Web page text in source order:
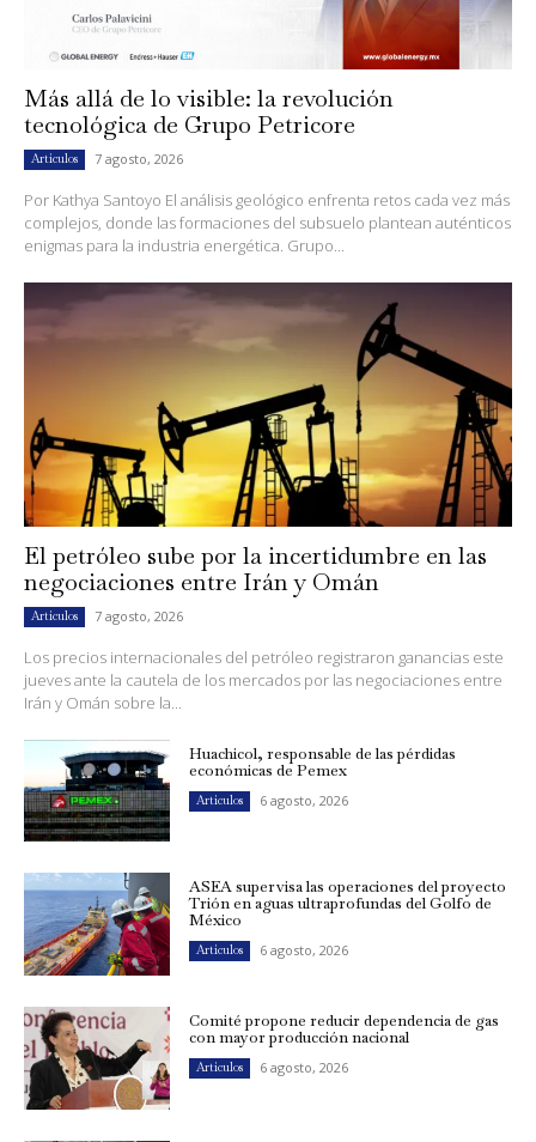
Más allá de lo visible: la revolución
tecnológica de Grupo Petricore
Artículos 7 agosto, 2026
Por Kathya Santoyo El análisis geológico enfrenta retos cada vez más
complejos, donde las formaciones del subsuelo plantean auténticos
enigmas para la industria energética. Grupo...
El petróleo sube por la incertidumbre en las
negociaciones entre Irán y Omán
Artículos 7 agosto, 2026
Los precios internacionales del petróleo registraron ganancias este
jueves ante la cautela de los mercados por las negociaciones entre
Irán y Omán sobre la...
Huachicol, responsable de las pérdidas
económicas de Pemex
Artículos 6 agosto, 2026
ASEA supervisa las operaciones del proyecto
Trión en aguas ultraprofundas del Golfo de
México
Artículos 6 agosto, 2026
Comité propone reducir dependencia de gas
con mayor producción nacional
Artículos 6 agosto, 2026